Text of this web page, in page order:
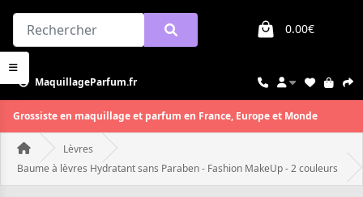
0.00€
MaquillageParfum.fr
Grossiste en maquillage et parfum en France, Europe et Monde
Lèvres
Baume à lèvres Hydratant sans Paraben - Fashion MakeUp - 2 couleurs